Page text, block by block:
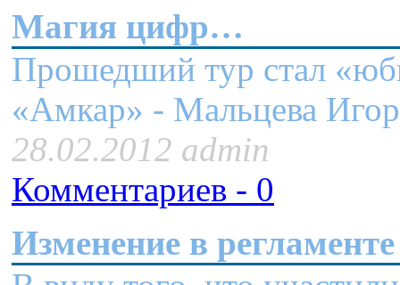
Магия цифр…
Прошедший тур стал
«Амкар» - Мальцева
28.02.2012 admin
Комментариев - 0
Изменение в